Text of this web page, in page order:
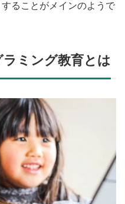
ることがメインのようで
ミング教育とは